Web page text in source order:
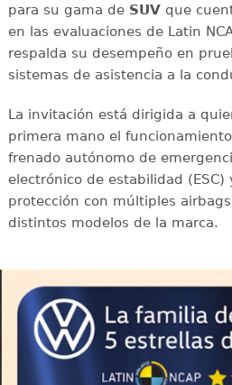
para su gama de SUVque
en las evaluaciones de Latin
respalda su desempeño en
sistemas de asistencia a la
La invitación está dirigida a
primera mano el
frenado autónomo de
electrónico de estabilidad (ESC)
protección con múltiples
distintos modelos de la marca.